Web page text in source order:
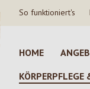
So funktioniert's
HOME